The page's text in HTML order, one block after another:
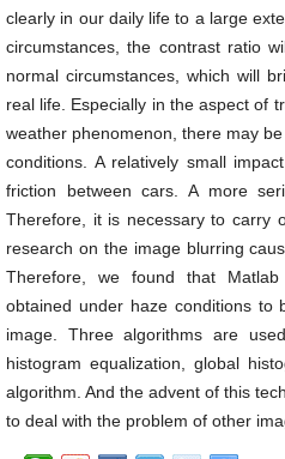
clearly in our daily life to a large
circumstances, the contrast ratio
normal circumstances, which will
real life. Especially in the aspect of
weather phenomenon, there may
conditions. A relatively small
friction between cars. A more
Therefore, it is necessary to carry
research on the image blurring
Therefore, we found that
obtained under haze conditions to
image. Three algorithms are
histogram equalization, global
algorithm. And the advent of this
to deal with the problem of other